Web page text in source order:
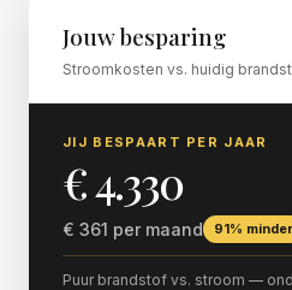
Jouw besparing
Stroomkosten vs. huidig
JIJ BESPAART PER JAAR
€ 4.330
€ 361 per maand 91% minder
Puur brandstof vs. stroom —